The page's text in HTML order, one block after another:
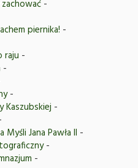
-
piernika! -
raju -
-
-
Kaszubskiej -
Jana Pawła II -
-
-